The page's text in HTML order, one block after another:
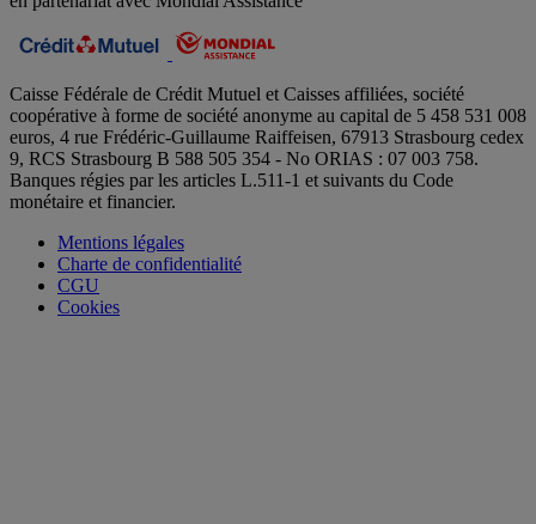
Caisse Fédérale de Crédit Mutuel et Caisses affiliées, société
coopérative à forme de société anonyme au capital de 5 458 531 008
euros, 4 rue Frédéric-Guillaume Raiffeisen, 67913 Strasbourg cedex
9, RCS Strasbourg B 588 505 354 - No ORIAS : 07 003 758.
Banques régies par les articles L.511-1 et suivants du Code
monétaire et financier.
Mentions légales
Charte de confidentialité
CGU
Cookies